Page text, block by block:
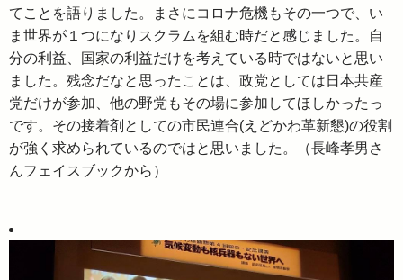
てことを語りました。まさにコロナ危機もその一つで、い
ま世界が１つになりスクラムを組む時だと感じました。自
分の利益、国家の利益だけを考えている時ではないと思い
ました。残念だなと思ったことは、政党としては日本共産
党だけが参加、他の野党もその場に参加してほしかったっ
です。その接着剤としての市民連合(えどかわ革新懇)の役割
が強く求められているのではと思いました。（長峰孝男さ
んフェイスブックから）